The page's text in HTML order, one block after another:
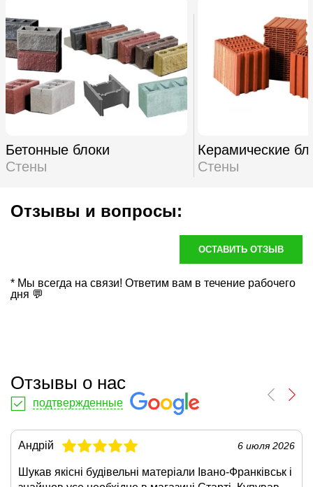
Бетонные блоки
Стены
Керамические
Стены
Отзывы и вопросы:
ОСТАВИТЬ ОТЗЫВ
* Мы всегда на связи! Ответим вам в течение рабочего
дня 💬
Отзывы о нас
подтвержденные
Андрій 6 июля 2026
Шукав якісні будівельні матеріали Івано-Франківськ і